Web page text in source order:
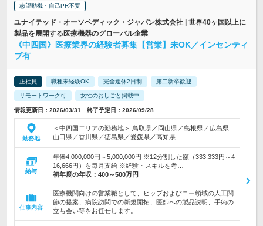
志望動機・自己PR不要
ユナイテッド・オーソペディック・ジャパン株式会社 | 世界40ヶ国以上に
製品を展開する医療機器のグローバル企業
《中四国》医療業界の経験者募集【営業】未OK／インセンティ
ブ有
正社員 職種未経験OK 完全週休2日制 第二新卒歓迎
リモートワーク可 女性のおしごと掲載中
情報更新日：2026/03/31 終了予定日：2026/09/28
勤務地
＜中四国エリアの勤務地＞ 鳥取県／岡山県／島根県／広島県
山口県／香川県／徳島県／愛媛県／高知県…
給与
年俸4,000,000円～5,000,000円 ※12分割した額（333,333円～4
16,666円）を毎月支給 ※経験・スキルを考…
初年度の年収： 400～500万円
仕事内容
医療機関向けの営業職として、ヒップおよびニー領域の人工関
節の提案、病院訪問での新規開拓、医師への製品説明、手術の
立ち会い等をお任せします。